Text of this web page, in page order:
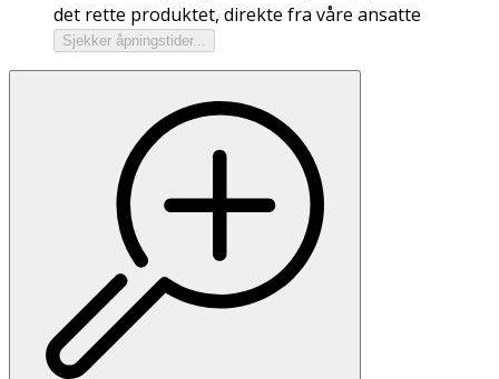
det rette produktet, direkte fra våre ansatte
Sjekker åpningstider...